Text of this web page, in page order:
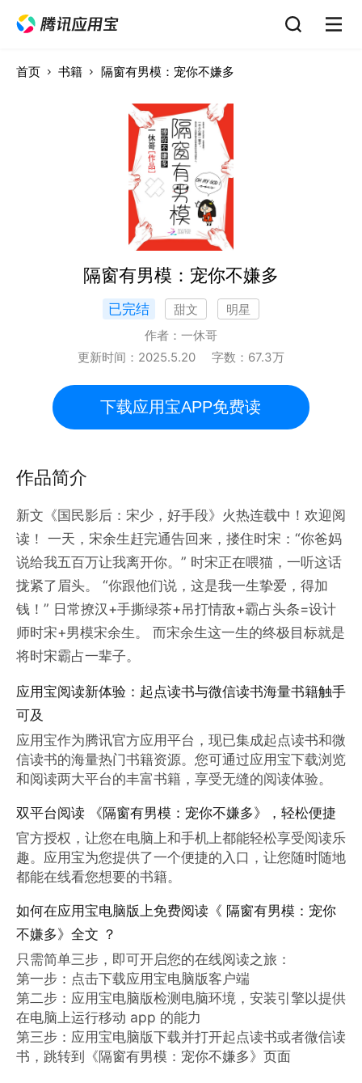
首页 书籍 隔窗有男模：宠你不嫌多
隔窗有男模：宠你不嫌多
已完结 甜文
明星
作者： 一休哥
更新时间： 2025.5.20 字数： 67.3万
下载应用宝APP免费读
作品简介
新文《国民影后：宋少，好手段》火热连载中！欢迎阅
读！ 一天，宋余生赶完通告回来，搂住时宋：“你爸妈
说给我五百万让我离开你。” 时宋正在喂猫，一听这话
拢紧了眉头。 “你跟他们说，这是我一生挚爱，得加
钱！” 日常撩汉+手撕绿茶+吊打情敌+霸占头条=设计
师时宋+男模宋余生。 而宋余生这一生的终极目标就是
将时宋霸占一辈子。
应用宝阅读新体验：起点读书与微信读书海量书籍触手
可及
应用宝作为腾讯官方应用平台，现已集成起点读书和微
信读书的海量热门书籍资源。您可通过应用宝下载浏览
和阅读两大平台的丰富书籍，享受无缝的阅读体验。
双平台阅读 《隔窗有男模：宠你不嫌多》，轻松便捷
官方授权，让您在电脑上和手机上都能轻松享受阅读乐
趣。应用宝为您提供了一个便捷的入口，让您随时随地
都能在线看您想要的书籍。
如何在应用宝电脑版上免费阅读《 隔窗有男模：宠你
不嫌多》全文 ？
只需简单三步，即可开启您的在线阅读之旅：
第一步：点击下载应用宝电脑版客户端
第二步：应用宝电脑版检测电脑环境，安装引擎以提供
在电脑上运行移动 app 的能力
第三步：应用宝电脑版下载并打开起点读书或者微信读
书，跳转到《隔窗有男模：宠你不嫌多》页面